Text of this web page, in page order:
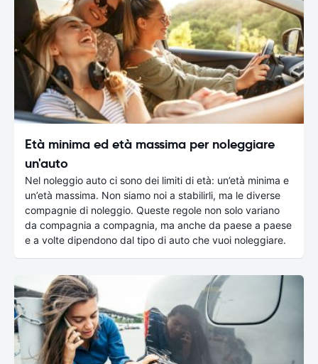
Età minima ed età massima per noleggiare
un'auto
Nel noleggio auto ci sono dei limiti di età: un’età minima e
un’età massima. Non siamo noi a stabilirli, ma le diverse
compagnie di noleggio. Queste regole non solo variano
da compagnia a compagnia, ma anche da paese a paese
e a volte dipendono dal tipo di auto che vuoi noleggiare.